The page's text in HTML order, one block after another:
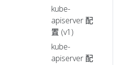
kube-
apiserver 配
置 (v1)
kube-
apiserver 配